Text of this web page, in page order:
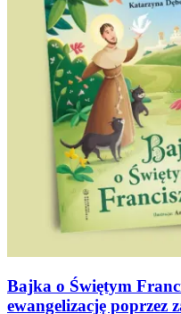
Bajka o Świętym
ewangelizację poprzez